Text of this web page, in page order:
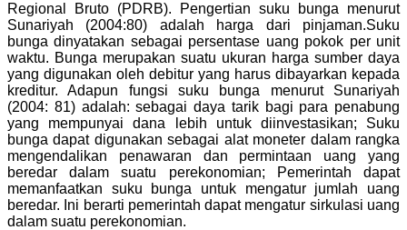
Regional Bruto (PDRB). Pengertian suku bunga menurut
Sunariyah (2004:80) adalah harga dari pinjaman.Suku
bunga dinyatakan sebagai persentase uang pokok per unit
waktu. Bunga merupakan suatu ukuran harga sumber daya
yang digunakan oleh debitur yang harus dibayarkan kepada
kreditur. Adapun fungsi suku bunga menurut Sunariyah
(2004: 81) adalah: sebagai daya tarik bagi para penabung
yang mempunyai dana lebih untuk diinvestasikan; Suku
bunga dapat digunakan sebagai alat moneter dalam rangka
mengendalikan penawaran dan permintaan uang yang
beredar dalam suatu perekonomian; Pemerintah dapat
memanfaatkan suku bunga untuk mengatur jumlah uang
beredar. Ini berarti pemerintah dapat mengatur sirkulasi uang
dalam suatu perekonomian.